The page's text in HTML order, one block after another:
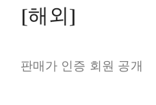
[해외]
판매가 인증 회원 공개